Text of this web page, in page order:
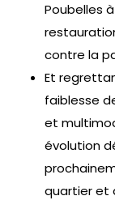
Poubelles
contre la
Et
faiblesse
et
évolution
quartier et